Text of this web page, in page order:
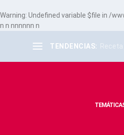
Warning: Undefined variable $file in /
n n nnnnnn n
TENDENCIAS: